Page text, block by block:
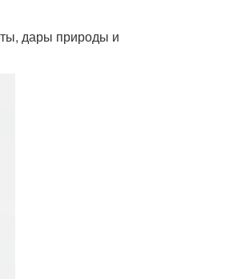
дары природы и